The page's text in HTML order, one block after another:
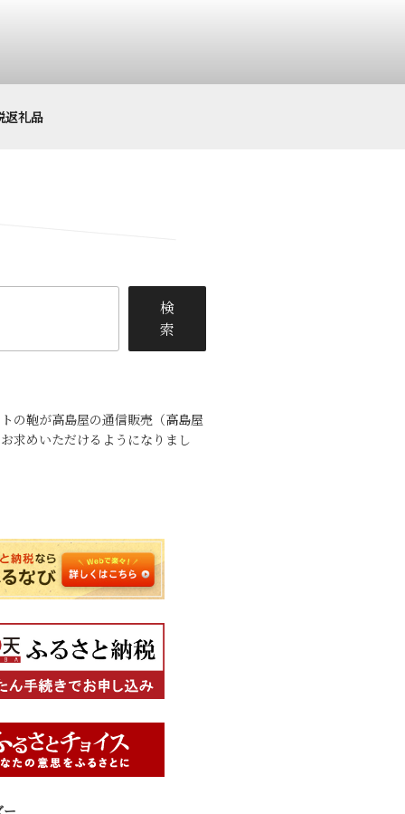
礼品
検
索
の鞄が高島屋の通信販売（高島屋
求めいただけるようになりまし